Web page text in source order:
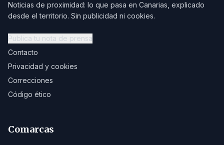
Noticias de proximidad: lo que pasa en Canarias, explicado
desde el territorio. Sin publicidad ni cookies.
Publica tu nota de prensa
Contacto
Privacidad y cookies
Correcciones
Código ético
Comarcas